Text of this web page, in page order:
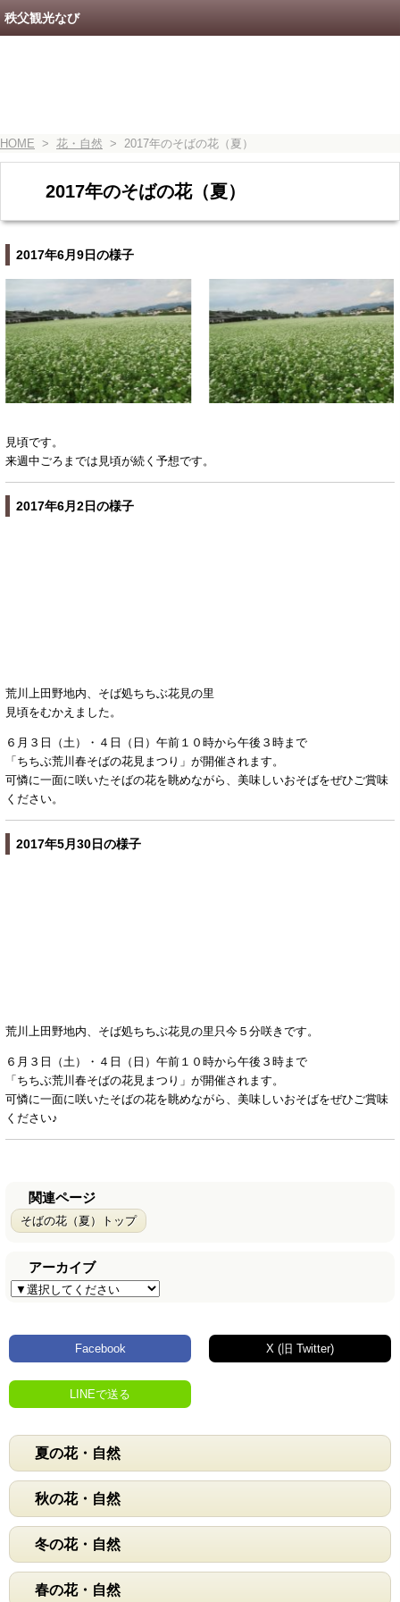
HOME > 花・自然 > 2017年のそばの花（夏）
2017年のそばの花（夏）
2017年6月9日の様子
見頃です。
来週中ごろまでは見頃が続く予想です。
2017年6月2日の様子
荒川上田野地内、そば処ちちぶ花見の里
見頃をむかえました。
６月３日（土）・４日（日）午前１０時から午後３時まで
「ちちぶ荒川春そばの花見まつり」が開催されます。
可憐に一面に咲いたそばの花を眺めながら、美味しいおそばをぜひご賞味
ください。
2017年5月30日の様子
荒川上田野地内、そば処ちちぶ花見の里只今５分咲きです。
６月３日（土）・４日（日）午前１０時から午後３時まで
「ちちぶ荒川春そばの花見まつり」が開催されます。
可憐に一面に咲いたそばの花を眺めながら、美味しいおそばをぜひご賞味
ください♪
関連ページ
そばの花（夏）トップ
アーカイブ
Facebook X (旧 Twitter)
LINEで送る
夏の花・自然
秋の花・自然
冬の花・自然
春の花・自然
秩父観光なび